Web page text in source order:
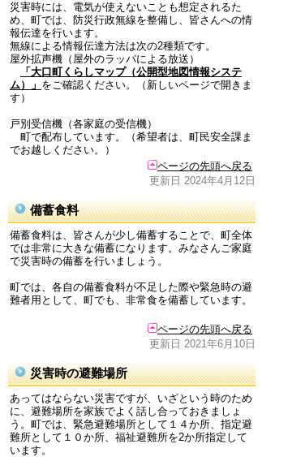
災害時には、電気が使えないことも想定されるた
め、町では、防災行政無線を整備し、皆さんへの情
報伝達を行います。
無線による情報伝達方法は次の2種類です。
屋外拡声機（屋外のラッパによる放送）
「大口町くらしマップ（公開型地図情報システ
ム）」 をご確認ください。（新しいページで開きま
す）
戸別受信機（各家庭の受信機）
町で配布しています。（希望者は、町民安全課ま
でお越しください。）
ページの先頭へ戻る
更新日 2024年4月12日
備蓄食料
備蓄食料は、皆さんが少し備蓄することで、町全体
では非常に大きな備蓄になります。みなさんご家庭
で災害時の備蓄を行いましょう。
町では、各自の備蓄食料が不足した際や緊急時の避
難者用として、町でも、非常食を備蓄しています。
ページの先頭へ戻る
更新日 2021年6月10日
災害時の避難場所
あってはならない災害ですが、いざという時のため
に、避難場所を家族でよく話し合っておきましょ
う。町では、緊急避難場所として１４か所、指定避
難所として１０か所、福祉避難所を2か所指定して
います。